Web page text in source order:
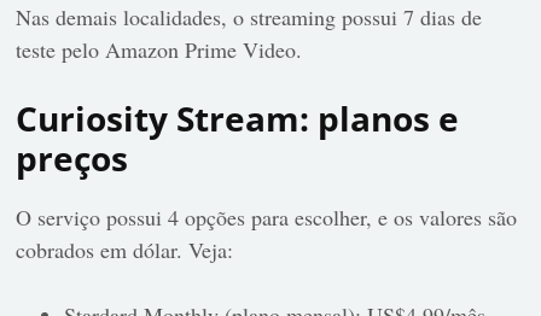
Nas demais localidades, o streaming possui 7 dias de
teste pelo Amazon Prime Video.
Curiosity Stream: planos e
preços
O serviço possui 4 opções para escolher, e os valores são
cobrados em dólar. Veja: